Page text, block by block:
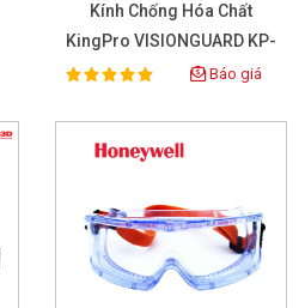
Kính Chống Hóa Chất
KingPro VISIONGUARD KP-
6741 Clear
Rating:
100% Báo giá